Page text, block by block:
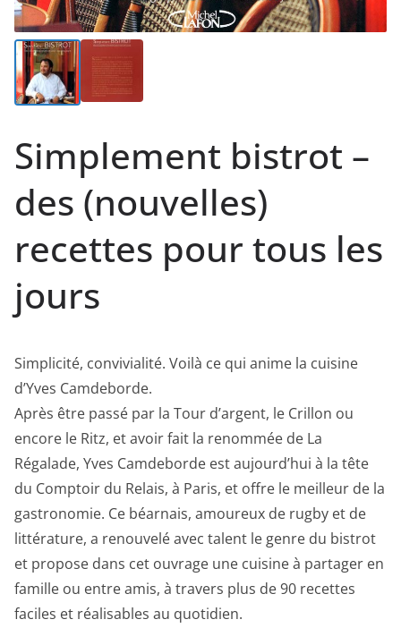
Simplement bistrot –
des (nouvelles)
recettes pour tous les
jours
Simplicité, convivialité. Voilà ce qui anime la cuisine
d’Yves Camdeborde.
Après être passé par la Tour d’argent, le Crillon ou
encore le Ritz, et avoir fait la renommée de La
Régalade, Yves Camdeborde est aujourd’hui à la tête
du Comptoir du Relais, à Paris, et offre le meilleur de la
gastronomie. Ce béarnais, amoureux de rugby et de
littérature, a renouvelé avec talent le genre du bistrot
et propose dans cet ouvrage une cuisine à partager en
famille ou entre amis, à travers plus de 90 recettes
faciles et réalisables au quotidien.